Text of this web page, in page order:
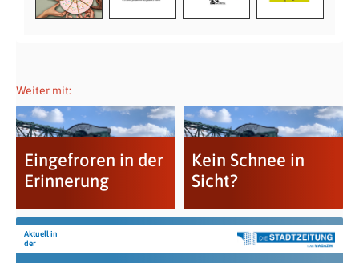
Weiter mit:
Eingefroren in der
Erinnerung
Kein Schnee in
Sicht?
Aktuell in
der